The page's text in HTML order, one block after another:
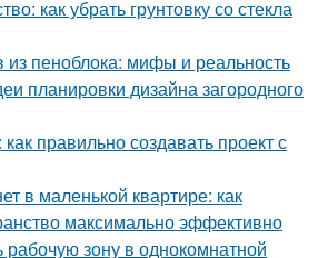
как убрать грунтовку со стекла
пеноблока: мифы и реальность
планировки дизайна загородного
правильно создавать проект с
в маленькой квартире: как
максимально эффективно
рабочую зону в однокомнатной